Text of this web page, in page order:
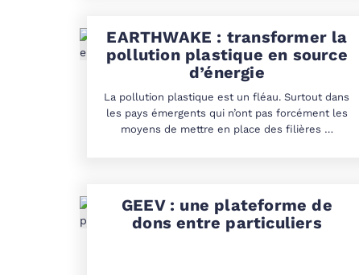
EARTHWAKE : transformer la
pollution plastique en source
d’énergie
La pollution plastique est un fléau. Surtout dans
les pays émergents qui n’ont pas forcément les
moyens de mettre en place des filières …
GEEV : une plateforme de
dons entre particuliers